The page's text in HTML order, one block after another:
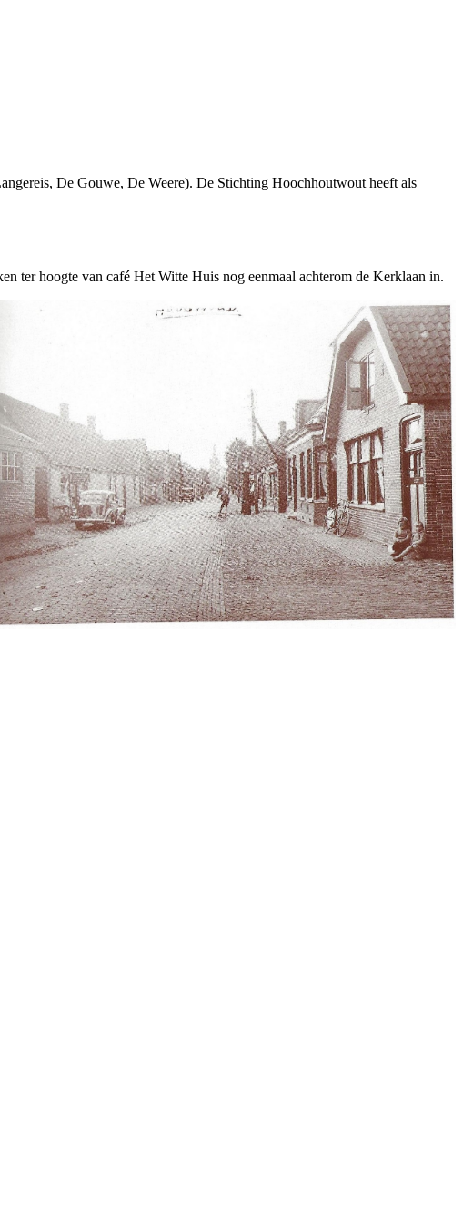
De Gouwe, De Weere). De Stichting Hoochhoutwout heeft als
ter hoogte van café Het Witte Huis nog eenmaal achterom de Kerklaan in.